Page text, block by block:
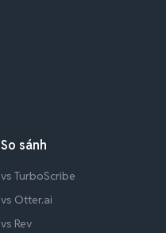
So sánh
vs TurboScribe
vs Otter.ai
vs Rev